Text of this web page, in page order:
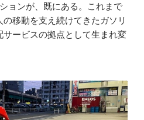
ョンが、既にある。これまで
移動を支え続けてきたガソリ
サービスの拠点として生まれ変